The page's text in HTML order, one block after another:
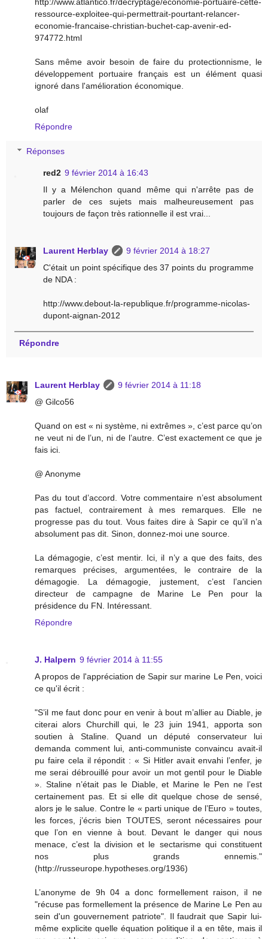
ressource-exploitee-qui-permettrait-pourtant-relancer-
economie-francaise-christian-buchet-cap-avenir-ed-
974772.html
Sans même avoir besoin de faire du protectionnisme, le
développement portuaire français est un élément quasi
ignoré dans l'amélioration économique.
olaf
Répondre
Réponses
red2 9 février 2014 à 16:43
Il y a Mélenchon quand même qui n'arrête pas de
parler de ces sujets mais malheureusement pas
toujours de façon très rationnelle il est vrai...
Laurent Herblay
9 février 2014 à 18:27
C'était un point spécifique des 37 points du programme
de NDA :
http://www.debout-la-republique.fr/programme-nicolas-
dupont-aignan-2012
Répondre
Laurent Herblay
9 février 2014 à 11:18
@ Gilco56
Quand on est « ni système, ni extrêmes », c’est parce qu’on
ne veut ni de l’un, ni de l’autre. C’est exactement ce que je
fais ici.
@ Anonyme
Pas du tout d’accord. Votre commentaire n’est absolument
pas factuel, contrairement à mes remarques. Elle ne
progresse pas du tout. Vous faites dire à Sapir ce qu’il n’a
absolument pas dit. Sinon, donnez-moi une source.
La démagogie, c’est mentir. Ici, il n’y a que des faits, des
remarques précises, argumentées, le contraire de la
démagogie. La démagogie, justement, c’est l’ancien
directeur de campagne de Marine Le Pen pour la
présidence du FN. Intéressant.
Répondre
J. Halpern 9 février 2014 à 11:55
A propos de l'appréciation de Sapir sur marine Le Pen, voici
ce qu'il écrit :
"S’il me faut donc pour en venir à bout m’allier au Diable, je
citerai alors Churchill qui, le 23 juin 1941, apporta son
soutien à Staline. Quand un député conservateur lui
demanda comment lui, anti-communiste convaincu avait-il
pu faire cela il répondit : « Si Hitler avait envahi l’enfer, je
me serai débrouillé pour avoir un mot gentil pour le Diable
». Staline n’était pas le Diable, et Marine le Pen ne l’est
certainement pas. Et si elle dit quelque chose de sensé,
alors je le salue. Contre le « parti unique de l’Euro » toutes,
les forces, j’écris bien TOUTES, seront nécessaires pour
que l’on en vienne à bout. Devant le danger qui nous
menace, c’est la division et le sectarisme qui constituent
nos plus grands ennemis."
(http://russeurope.hypotheses.org/1936)
L’anonyme de 9h 04 a donc formellement raison, il ne
"récuse pas formellement la présence de Marine Le Pen au
sein d'un gouvernement patriote". Il faudrait que Sapir lui-
même explicite quelle équation politique il a en tête, mais il